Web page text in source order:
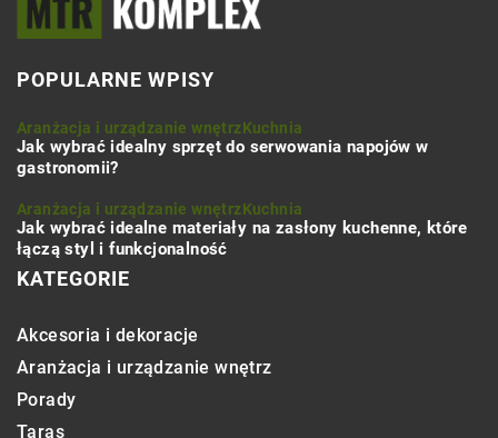
POPULARNE WPISY
Aranżacja i urządzanie wnętrzKuchnia
Jak wybrać idealny sprzęt do serwowania napojów w
gastronomii?
Aranżacja i urządzanie wnętrzKuchnia
Jak wybrać idealne materiały na zasłony kuchenne, które
łączą styl i funkcjonalność
KATEGORIE
Akcesoria i dekoracje
Aranżacja i urządzanie wnętrz
Porady
Taras